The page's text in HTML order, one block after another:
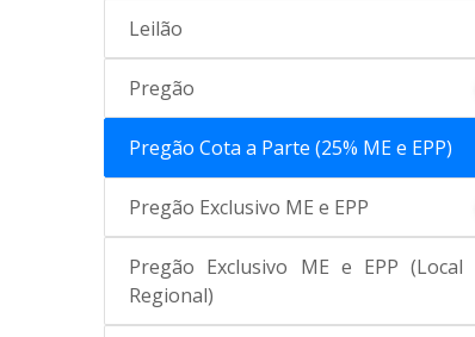
Leilão
Pregão
Pregão Cota a Parte (25% ME e EPP)
Pregão Exclusivo ME e EPP
Pregão Exclusivo ME e EPP (Local
Regional)